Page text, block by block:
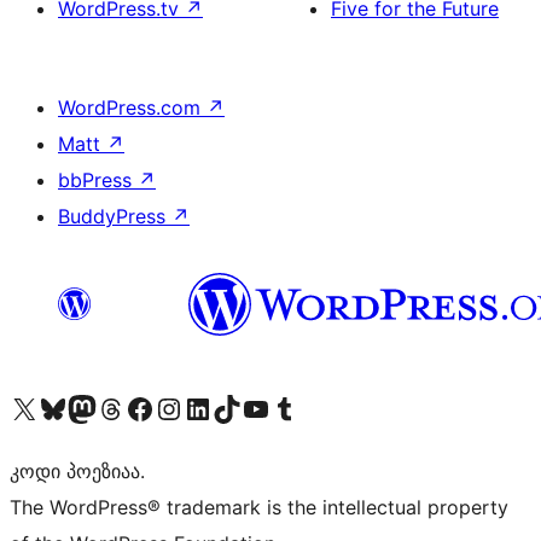
WordPress.tv ↗ Five for the Future
WordPress.com ↗
Matt ↗
bbPress ↗
BuddyPress ↗
Visit our X (formerly Twitter) account
Visit our Bluesky account
Visit our Mastodon account
Visit our Threads account
Visit our Facebook page
Visit our Instagram account
Visit our LinkedIn account
Visit our TikTok account
Visit our YouTube channel
Visit our Tumblr account
კოდი პოეზიაა.
The WordPress® trademark is the intellectual property